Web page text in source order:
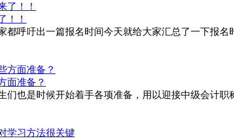
！！
都呼吁出一篇报名时间今天就给大家汇总了一下报
面准备？
们也是时候开始着手各项准备，用以迎接中级会计